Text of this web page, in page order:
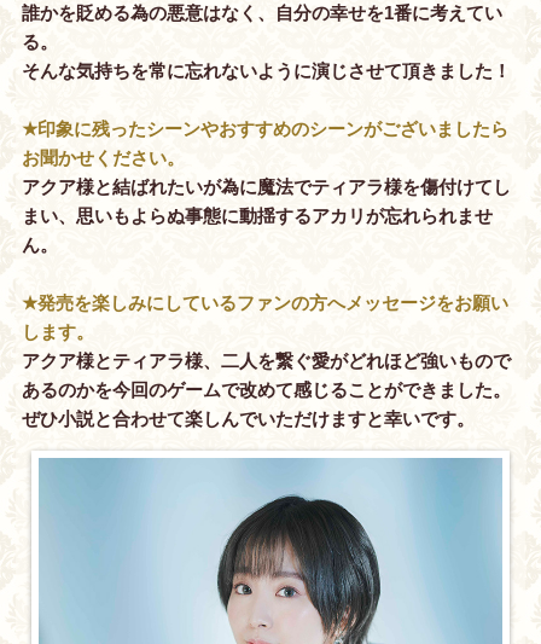
誰かを貶める為の悪意はなく、自分の幸せを1番に考えてい
る。
そんな気持ちを常に忘れないように演じさせて頂きました！
★印象に残ったシーンやおすすめのシーンがございましたら
お聞かせください。
アクア様と結ばれたいが為に魔法でティアラ様を傷付けてし
まい、思いもよらぬ事態に動揺するアカリが忘れられませ
ん。
★発売を楽しみにしているファンの方へメッセージをお願い
します。
アクア様とティアラ様、二人を繋ぐ愛がどれほど強いもので
あるのかを今回のゲームで改めて感じることができました。
ぜひ小説と合わせて楽しんでいただけますと幸いです。